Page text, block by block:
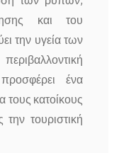
και του
την υγεία των
ένα
τους κατοίκους
την τουριστική